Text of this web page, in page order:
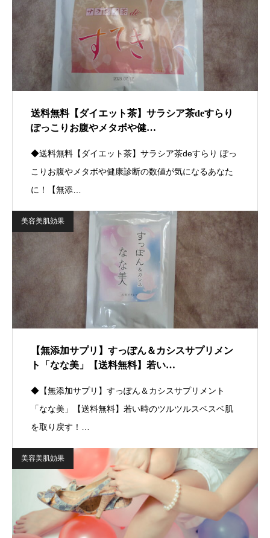
送料無料【ダイエット茶】サラシア茶deすらり
ぽっこりお腹やメタボや健…
◆送料無料【ダイエット茶】サラシア茶deすらり ぽっ
こりお腹やメタボや健康診断の数値が気になるあなた
に！【無添…
美容美肌効果
【無添加サプリ】すっぽん＆カシスサプリメン
ト「なな美」【送料無料】若い…
◆【無添加サプリ】すっぽん＆カシスサプリメント
「なな美」【送料無料】若い時のツルツルスベスベ肌
を取り戻す！…
美容美肌効果